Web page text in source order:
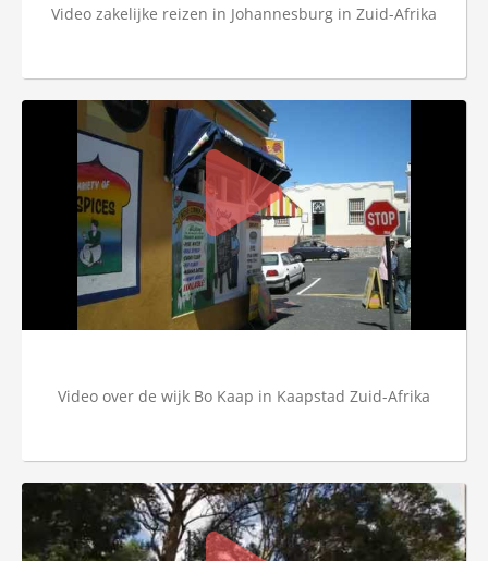
Video zakelijke reizen in Johannesburg in Zuid-Afrika
Video over de wijk Bo Kaap in Kaapstad Zuid-Afrika